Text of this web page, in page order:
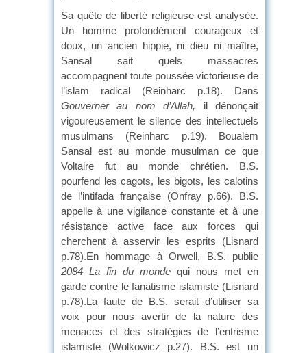
Sa quête de liberté religieuse est analysée.
Un homme profondément courageux et
doux, un ancien hippie, ni dieu ni maître,
Sansal sait quels massacres
accompagnent toute poussée victorieuse de
l’islam radical (Reinharc p.18). Dans
Gouverner au nom d’Allah, il dénonçait
vigoureusement le silence des intellectuels
musulmans (Reinharc p.19). Boualem
Sansal est au monde musulman ce que
Voltaire fut au monde chrétien. B.S.
pourfend les cagots, les bigots, les calotins
de l’intifada française (Onfray p.66). B.S.
appelle à une vigilance constante et à une
résistance active face aux forces qui
cherchent à asservir les esprits (Lisnard
p.78).En hommage à Orwell, B.S. publie
2084 La fin du monde qui nous met en
garde contre le fanatisme islamiste (Lisnard
p.78).La faute de B.S. serait d’utiliser sa
voix pour nous avertir de la nature des
menaces et des stratégies de l’entrisme
islamiste (Wolkowicz p.27). B.S. est un